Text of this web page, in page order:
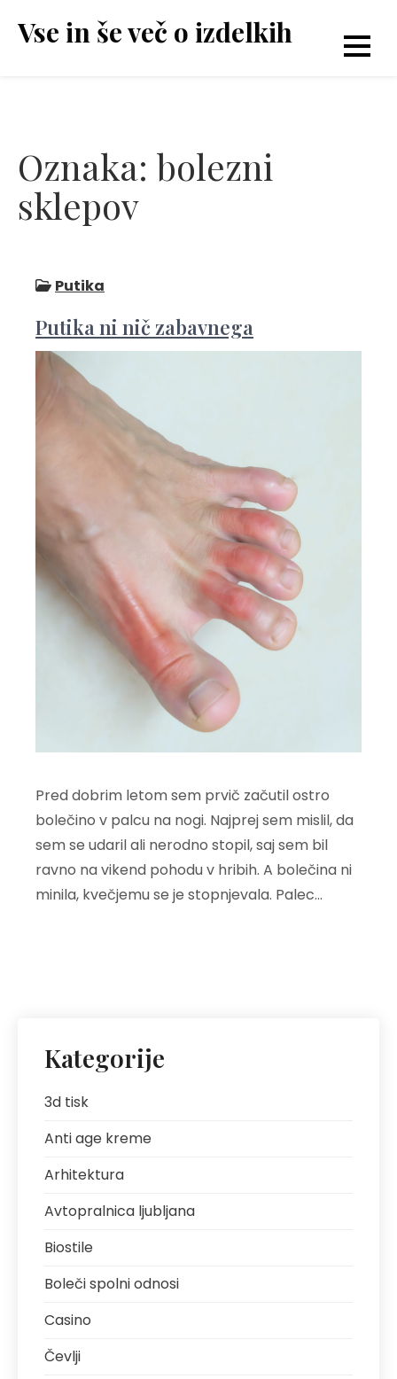
Vse in še več o izdelkih
Oznaka: bolezni
sklepov
Putika
Putika ni nič zabavnega
Pred dobrim letom sem prvič začutil ostro
bolečino v palcu na nogi. Najprej sem mislil, da
sem se udaril ali nerodno stopil, saj sem bil
ravno na vikend pohodu v hribih. A bolečina ni
minila, kvečjemu se je stopnjevala. Palec…
Kategorije
3d tisk
Anti age kreme
Arhitektura
Avtopralnica ljubljana
Biostile
Boleči spolni odnosi
Casino
Čevlji